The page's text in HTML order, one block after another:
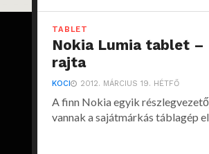
TABLET
Nokia Lumia tablet –
rajta
KOCI 2012. MÁRCIUS 19. HÉTFŐ
A finn Nokia egyik
vannak a sajátmárkás táblagép